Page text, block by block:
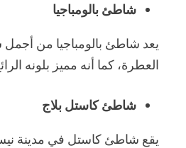
شاطئ بالومباجيا
يعد شاطئ بالومباجيا من أجمل
العطرة، كما أنه مميز بلونه
شاطئ كاستل بلاج
يقع شاطئ كاستل في مدينة نيس،